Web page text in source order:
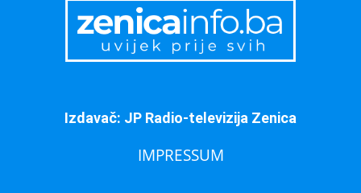
Izdavač: JP Radio-televizija Zenica
IMPRESSUM